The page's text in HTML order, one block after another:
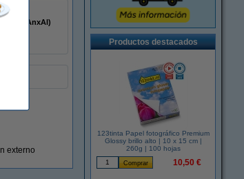
102 x 51 mm (AnxAl)
externo
Productos destacados
123tinta Papel fotográfico Premium
Glossy brillo alto | 10 x 15 cm |
260g | 100 hojas
10,50 €